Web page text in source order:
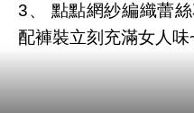
3、 點點網紗編織蕾
配褲裝立刻充滿女人味